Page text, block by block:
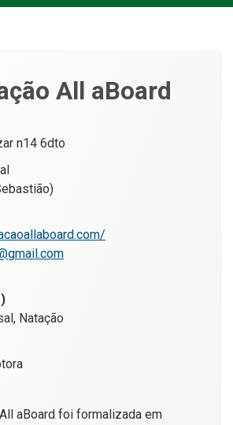
All aBoard
n14 6dto
Natação
aBoard foi formalizada em